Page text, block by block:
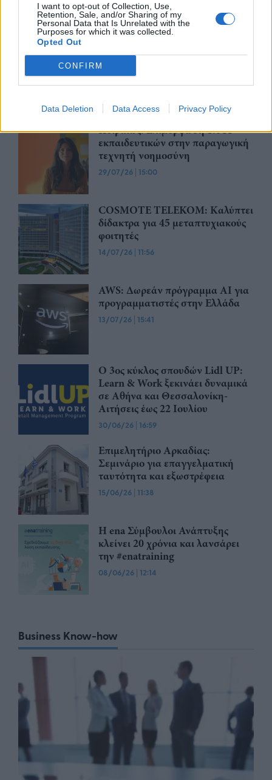
I want to opt-out of Collection, Use,
Retention, Sale, and/or Sharing of my
Personal Data that Is Unrelated with the
Purposes for which it was collected.
Opted Out
CONFIRM
Data Deletion Data Access Privacy Policy
outdoor της EUROPA
30/07/26|15:19
εκπαιδευτικά σεμινάρια της TÜV
NORD Ελλάδας τον Αύγουστο
Πειραιώς: Επιμόρφωση 1.044
εκπαιδευτικών στην παραγωγική
τεχνητή νοημοσύνη
29/07/26 | 15:00
COSMOTE TELEKOM: Καλύπτει
δίδακτρα για 45 μεταπτυχιακούς
φοιτητές
14/07/26 | 11:56
AWS: Δωρεάν πρόγραμμα AI για
προγραμματιστές στην Ελλάδα
13/07/26 | 15:41
Ο 3ος κύκλος σπουδών Lidl UP:
Learn & Work ξεκινάει δυναμικά
σε Αθήνα και Θεσσαλονίκη-
Αιτήσεις έως 22 Ιουλίου
30/06/26 | 16:59
Επιμελητήριο Αρκαδίας:
Σεμινάριο για επαγγελματική
ταυτότητα και εξωστρέφεια
15/06/26 | 11:38
Η ena Σύμβουλοι Ανάπτυξης
κλείνει 20 χρόνια και λανσάρει
την #enatraining
08/06/26 | 12:14
Business Know-how